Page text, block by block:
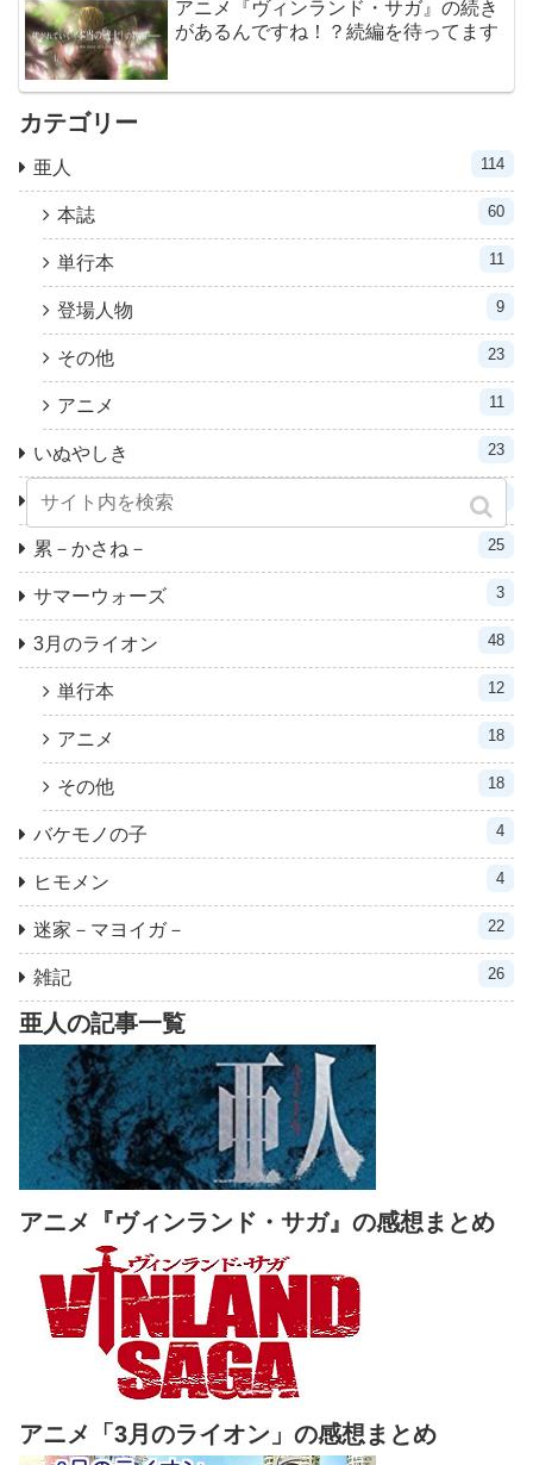
アニメ『ヴィンランド・サガ』の続き
があるんですね！？続編を待ってます
カテゴリー
亜人 114
本誌 60
単行本 11
登場人物 9
その他 23
アニメ 11
いぬやしき 23
ヴィンランド・サガ
累－かさね－ 25
サマーウォーズ 3
3月のライオン 48
単行本 12
アニメ 18
その他 18
バケモノの子 4
ヒモメン 4
迷家－マヨイガ－ 22
雑記 26
亜人の記事一覧
アニメ『ヴィンランド・サガ』の感想まとめ
アニメ「3月のライオン」の感想まとめ